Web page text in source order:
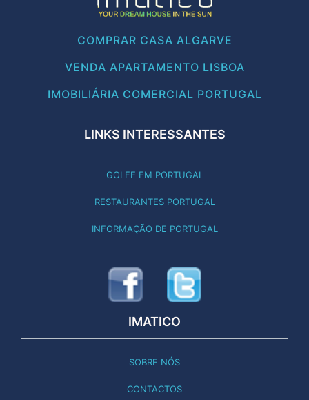
COMPRAR CASA ALGARVE
VENDA APARTAMENTO LISBOA
IMOBILIÁRIA COMERCIAL PORTUGAL
LINKS INTERESSANTES
GOLFE EM PORTUGAL
RESTAURANTES PORTUGAL
INFORMAÇÃO DE PORTUGAL
IMATICO
SOBRE NÓS
CONTACTOS